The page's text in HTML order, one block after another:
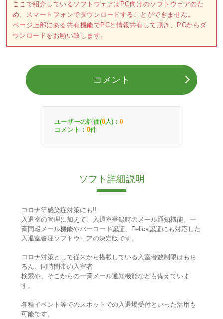
ここで紹介しているソフトウェアはPC向けのソフトウェアのた
め、スマートフォンでダウンロードすることができません。
ページ上部にある共有機能でPCと情報共有して頂き、PCからダ
ウンロードをお願い致します。
コメント
ユーザーの評価(0 人)： 0
コメント： 0件
ソフト詳細説明
コロナ等感染症対策にも!!
入退室の管理に加えて、入退室登録時のメール通知機能、一
斉同報メール機能やバーコード認証、Felica認証にも対応した
入退室管理ソフトウェアの決定版です。
コロナ対策として従来から搭載している入室者数制限はもち
ろん、同時間帯の入室者
検索や、そこからの一斉メール通知機能なども備えていま
す。
各種イベント等でのスポットでの入退場受付といった活用も
可能です。